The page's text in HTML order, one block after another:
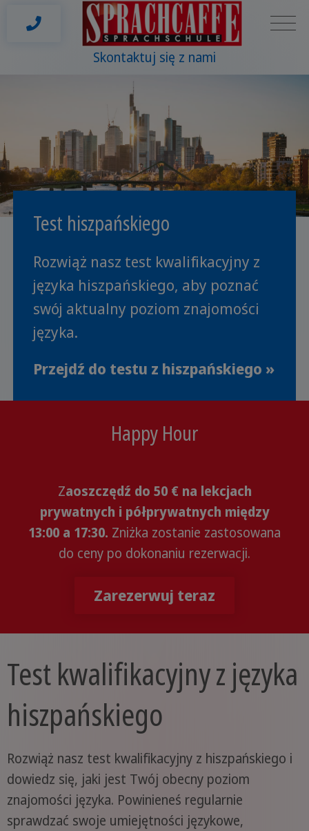
Skontaktuj się z nami
Test hiszpańskiego
Rozwiąż nasz test kwalifikacyjny z
języka hiszpańskiego, aby poznać
swój aktualny poziom znajomości
języka.
Przejdź do testu z hiszpańskiego »
Happy Hour
Zaoszczędź do 50 € na lekcjach
prywatnych i półprywatnych między
13:00 a 17:30. Zniżka zostanie zastosowana
do ceny po dokonaniu rezerwacji.
Zarezerwuj teraz
Test kwalifikacyjny z języka
hiszpańskiego
Rozwiąż nasz test kwalifikacyjny z hiszpańskiego i
dowiedz się, jaki jest Twój obecny poziom
znajomości języka. Powinieneś regularnie
sprawdzać swoje umiejętności językowe,